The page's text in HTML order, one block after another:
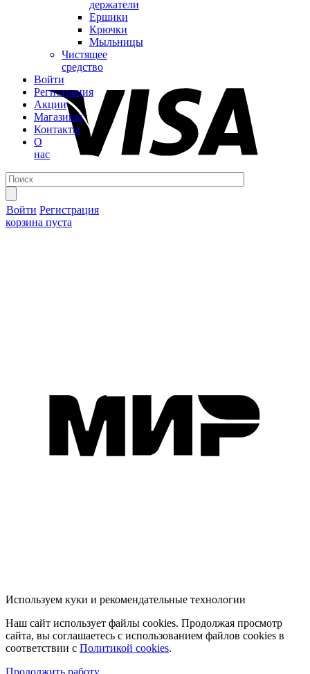
держатели
Ершики
Крючки
Мыльницы
Чистящее
средство
Войти
Регистрация
Акции
Магазины
Контакты
О
нас
Войти Регистрация
корзина пуста
Используем куки и рекомендательные технологии
Наш сайт использует файлы cookies. Продолжая просмотр
сайта, вы соглашаетесь с использованием файлов cookies в
соответствии с Политикой cookies.